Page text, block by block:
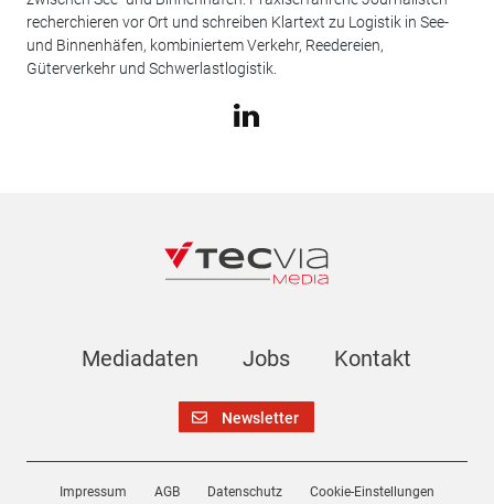
recherchieren vor Ort und schreiben Klartext zu Logistik in See-
und Binnenhäfen, kombiniertem Verkehr, Reedereien,
Güterverkehr und Schwerlastlogistik.
Mediadaten Jobs Kontakt
Newsletter
Impressum AGB Datenschutz Cookie-Einstellungen